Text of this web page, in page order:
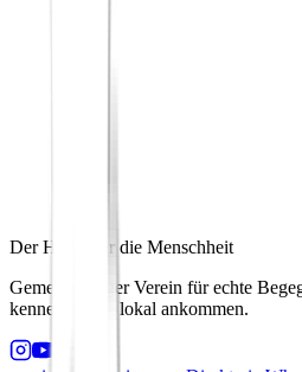
Der Hafen für die Menschheit
Gemeinnütziger Verein für echte
kennenlernen, lokal ankommen.